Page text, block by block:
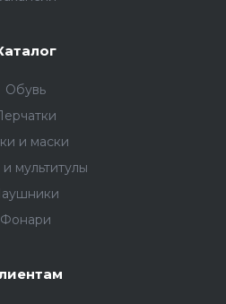
Обувь
и маски
мультитулы
Фонари